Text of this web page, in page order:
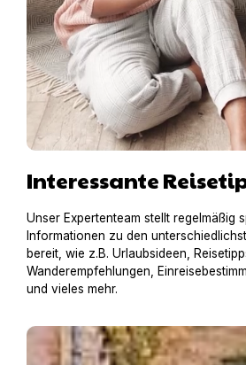
Interessante
Unser Expertenteam stellt regelmäßig
Informationen zu den
bereit, wie z.B. Urlaubsideen,
Wanderempfehlungen,
und vieles mehr.
Hausboot mit Hund